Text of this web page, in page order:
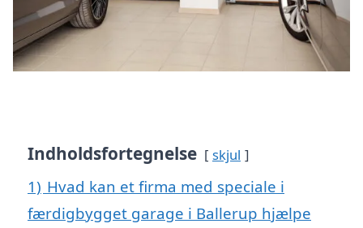
Indholdsfortegnelse skjul
1) Hvad kan et firma med speciale i
færdigbygget garage i Ballerup hjælpe